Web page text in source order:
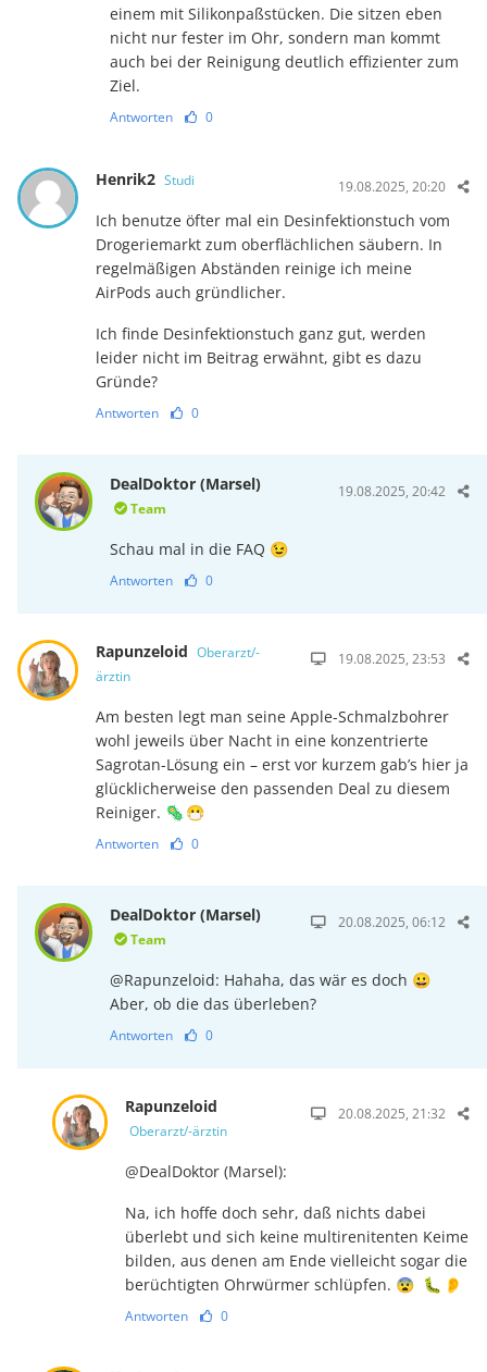
einem mit Sili­kon­paß­stücken. Die sitzen eben
nicht nur fester im Ohr, sondern man kommt
auch bei der Reinigung deutlich effizienter zum
Ziel.
Antworten 0
Henrik2 Studi 19.08.2025, 20:20
Ich benutze öfter mal ein Desinfektionstuch vom
Drogeriemarkt zum oberflächlichen säubern. In
regelmäßigen Abständen reinige ich meine
AirPods auch gründlicher.
Ich finde Desinfektionstuch ganz gut, werden
leider nicht im Beitrag erwähnt, gibt es dazu
Gründe?
Antworten 0
DealDoktor (Marsel)
Team
19.08.2025, 20:42
Schau mal in die FAQ 😉
Antworten 0
Rapunzeloid Oberarzt/-
ärztin
19.08.2025, 23:53
Am besten legt man seine Apple-Schmalzbohrer
wohl jeweils über Nacht in eine kon­zentrierte
Sagrotan-Lösung ein – erst vor kurzem gab’s hier ja
glücklicherweise den passenden Deal zu diesem
Reiniger. 🦠 😷
Antworten 0
DealDoktor (Marsel)
Team
20.08.2025, 06:12
@Rapunzeloid: Hahaha, das wär es doch 😀
Aber, ob die das überleben?
Antworten 0
Rapunzeloid
Oberarzt/-ärztin
20.08.2025, 21:32
@DealDoktor (Marsel):
Na, ich hoffe doch sehr, daß nichts dabei
überlebt und sich keine multirenitenten Keime
bilden, aus denen am Ende vielleicht sogar die
berüchtigten Ohrwürmer schlüpfen. 😨 🐛 👂
Antworten 0